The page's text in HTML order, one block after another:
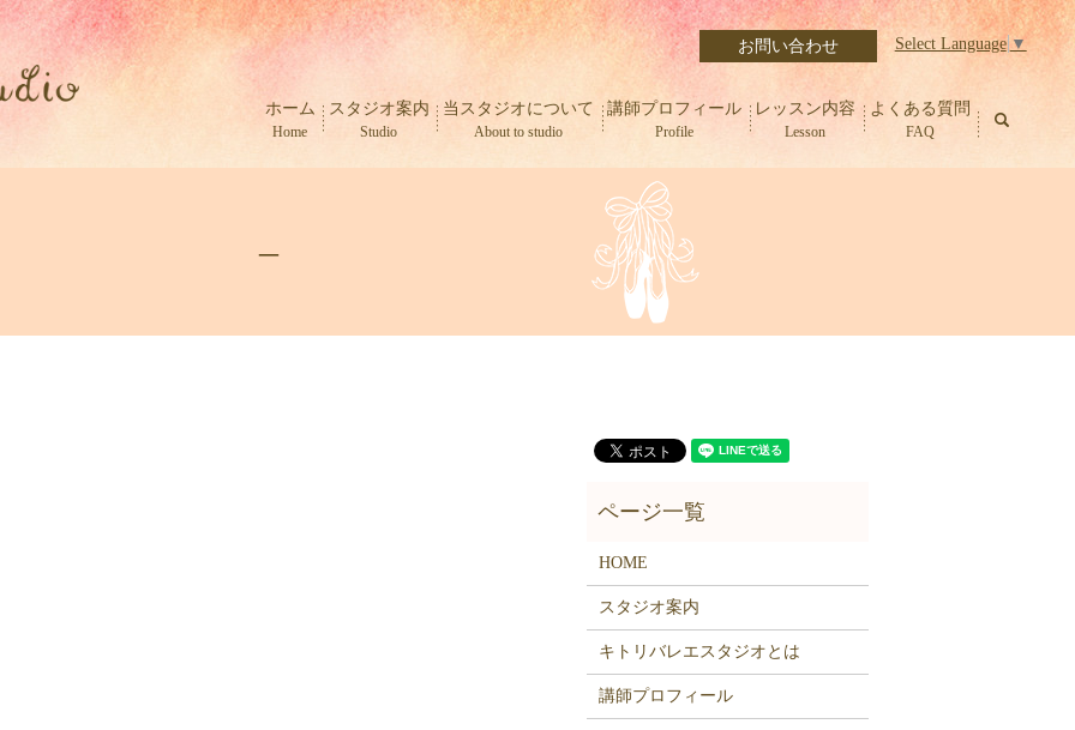
Select Language ▼
お問い合わせ
ホーム
Home
スタジオ案内
Studio
当スタジオについて
About to studio
講師プロフィール
Profile
レッスン内容
Lesson
よくある質問
FAQ
–
HOME
スタジオ案内
キトリバレエスタジオとは
講師プロフィール